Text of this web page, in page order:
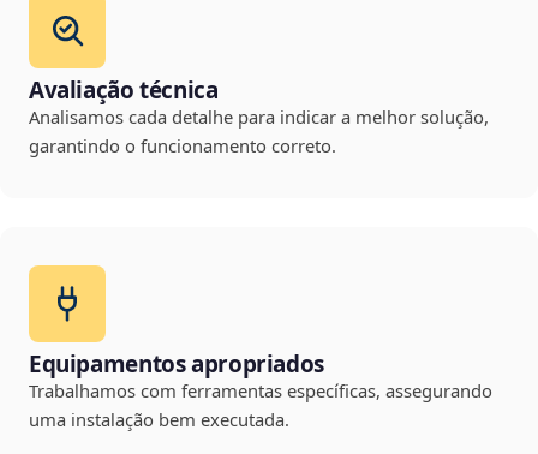
Avaliação técnica
Analisamos cada detalhe para indicar a melhor solução,
garantindo o funcionamento correto.
Equipamentos apropriados
Trabalhamos com ferramentas específicas, assegurando
uma instalação bem executada.